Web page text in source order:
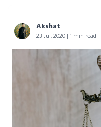
Akshat
23 Jul, 2020 | 1 min read